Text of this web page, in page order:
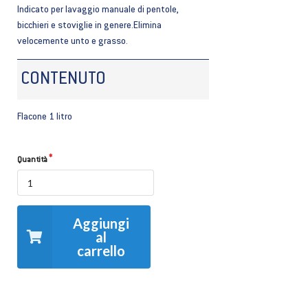
Indicato per lavaggio manuale di pentole,
bicchieri e stoviglie in genere.Elimina
velocemente unto e grasso.
CONTENUTO
Flacone 1 litro
Quantità
Aggiungi
al
carrello